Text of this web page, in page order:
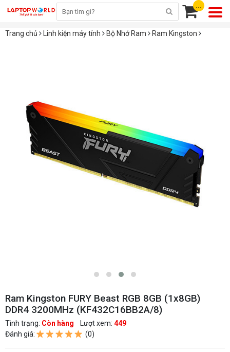
...
Trang chủ Linh kiện máy tính Bộ Nhớ Ram Ram Kingston
Ram Kingston FURY Beast RGB 8GB (1x8GB)
DDR4 3200MHz (KF432C16BB2A/8)
Tình trạng: Còn hàng Lượt xem: 449
Đánh giá:
(0)